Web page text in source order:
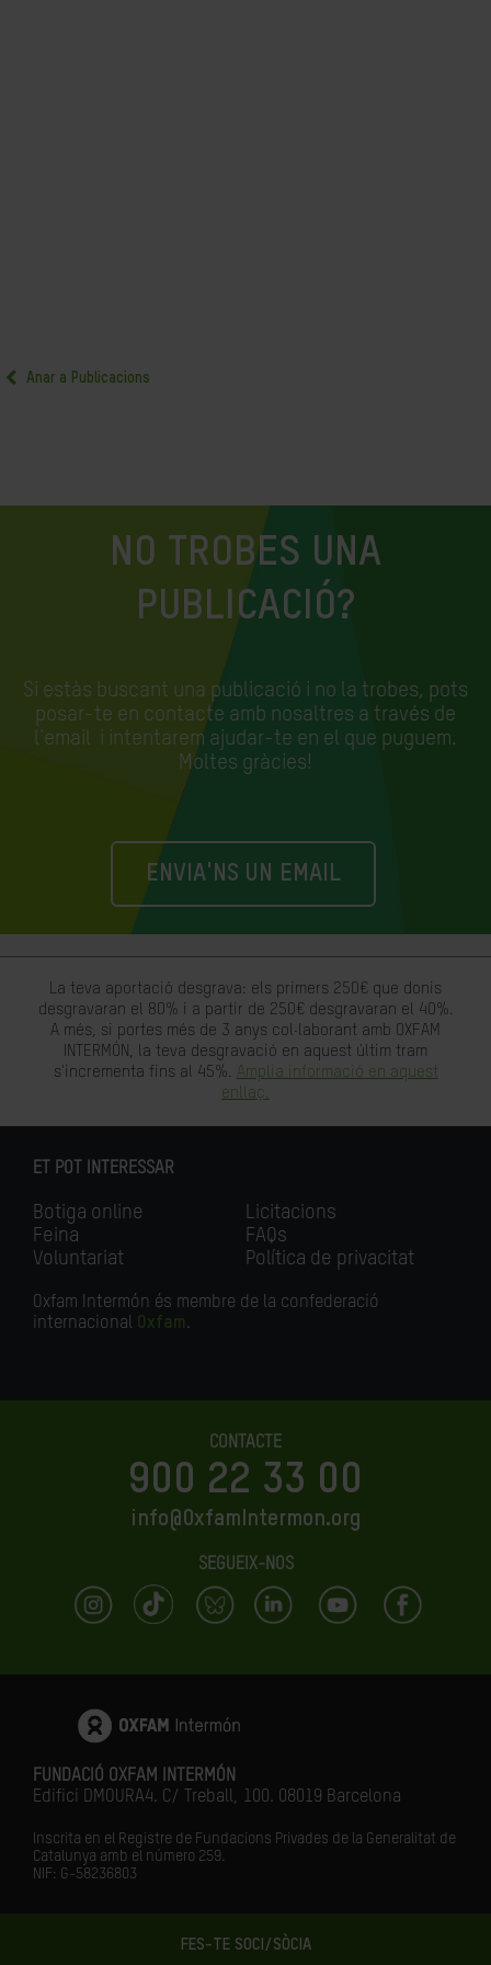
FES-TE SOCI/SÒCIA
Anar a Publicacions
NO TROBES UNA
PUBLICACIÓ?
Si estàs buscant una publicació i no la trobes, pots
posar-te en contacte amb nosaltres a través de
l'email i intentarem ajudar-te en el que puguem.
Moltes gràcies!
ENVIA'NS UN EMAIL
La teva aportació desgrava: els primers 250€ que donis
desgravaran el 80% i a partir de 250€ desgravaran el 40%.
A més, si portes més de 3 anys col·laborant amb OXFAM
INTERMÓN, la teva desgravació en aquest últim tram
s'incrementa fins al 45%. Amplia informació en aquest
enllaç.
ET POT INTERESSAR
Botiga online
Feina
Voluntariat
Licitacions
FAQs
Política de privacitat
Oxfam Intermón és membre de la confederació
internacional Oxfam.
CONTACTE
900 22 33 00
info@OxfamIntermon.org
SEGUEIX-NOS
FUNDACIÓ OXFAM INTERMÓN
Edifici DMOURA4. C/ Treball, 100. 08019 Barcelona
Inscrita en el Registre de Fundacions Privades de la Generalitat de
Catalunya amb el número 259.
NIF: G-58236803
LA IGUALTAT ÉS EL FUTUR